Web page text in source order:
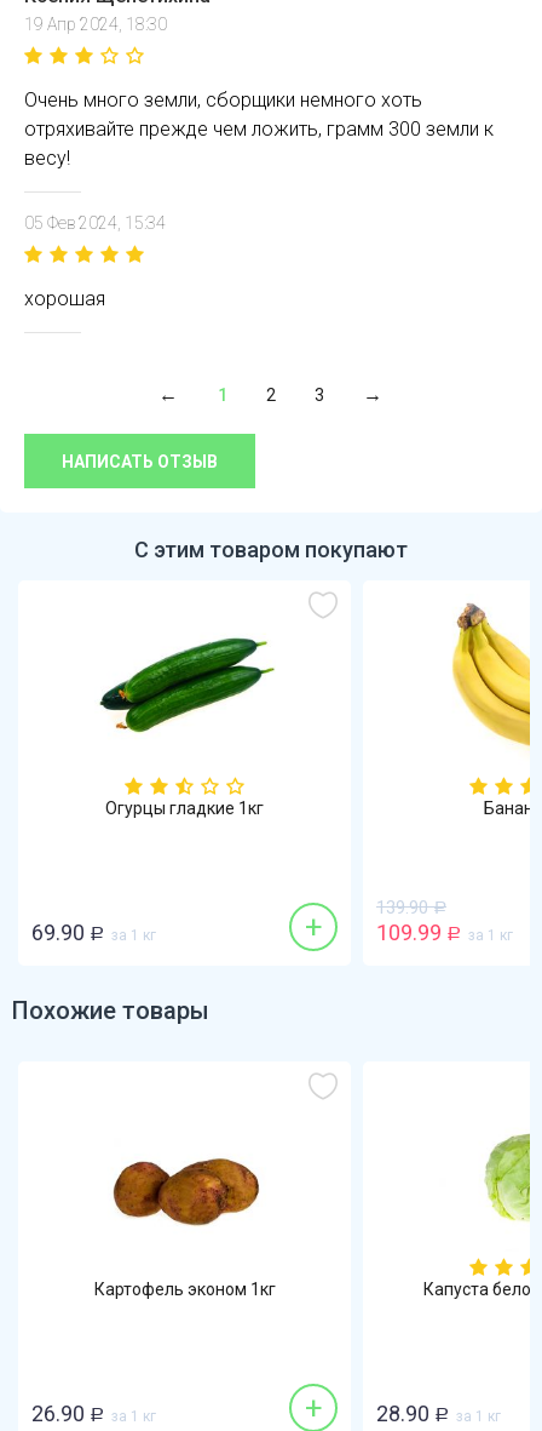
19 Апр 2024, 18:30
Очень много земли, сборщики немного хоть
отряхивайте прежде чем ложить, грамм 300 земли к
весу!
05 Фев 2024, 15:34
хорошая
1 2 3
НАПИСАТЬ ОТЗЫВ
С этим товаром покупают
Огурцы гладкие 1кг
69.90 Р за 1 кг +
139.90 Р
109.99 Р за 1 кг
Похожие товары
Картофель эконом 1кг
26.90 Р за 1 кг +
Капуста
28.90 Р за 1 кг